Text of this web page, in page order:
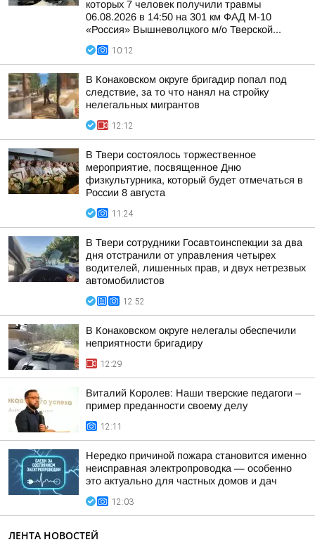
которых 7 человек получили травмы
06.08.2026 в 14:50 на 301 км ФАД М-10
«Россия» Вышневолцкого м/о Тверской...
10:12
В Конаковском округе бригадир попал под
следствие, за то что нанял на стройку
нелегальных мигрантов
12:12
В Твери состоялось торжественное
мероприятие, посвященное Дню
физкультурника, который будет отмечаться в
России 8 августа
11:24
В Твери сотрудники Госавтоинспекции за два
дня отстранили от управления четырех
водителей, лишенных прав, и двух нетрезвых
автомобилистов
12:52
В Конаковском округе нелегалы обеспечили
неприятности бригадиру
12:29
Виталий Королев: Наши тверские педагоги –
пример преданности своему делу
12:11
Нередко причиной пожара становится именно
неисправная электропроводка — особенно
это актуально для частных домов и дач
12:03
ЛЕНТА НОВОСТЕЙ